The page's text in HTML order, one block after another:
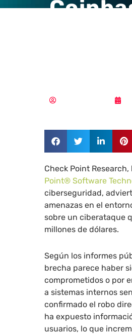
Check Point
Point® Software
ciberseguridad,
amenazas en el
sobre un ciberataque
millones de dólares.
Según los informes
brecha parece haber
comprometidos o por
a sistemas internos
confirmado el robo
ha expuesto
usuarios, lo que